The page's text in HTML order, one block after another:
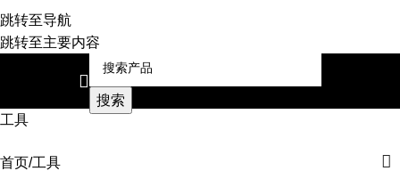
跳转至导航
跳转至主要内容
搜索
工具
首页 工具